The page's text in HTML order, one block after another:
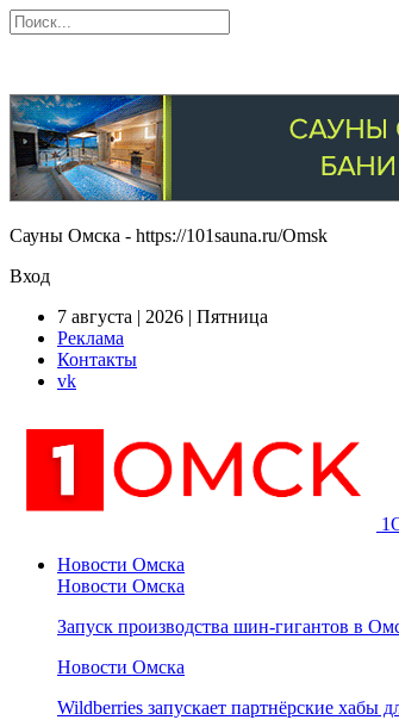
Сауны Омска - https://101sauna.ru/Omsk
Вход
7 августа | 2026 | Пятница
Реклама
Контакты
vk
Новости Омска
Новости Омска
Запуск производства шин-гигантов в
Новости Омска
Wildberries запускает партнёрские хабы